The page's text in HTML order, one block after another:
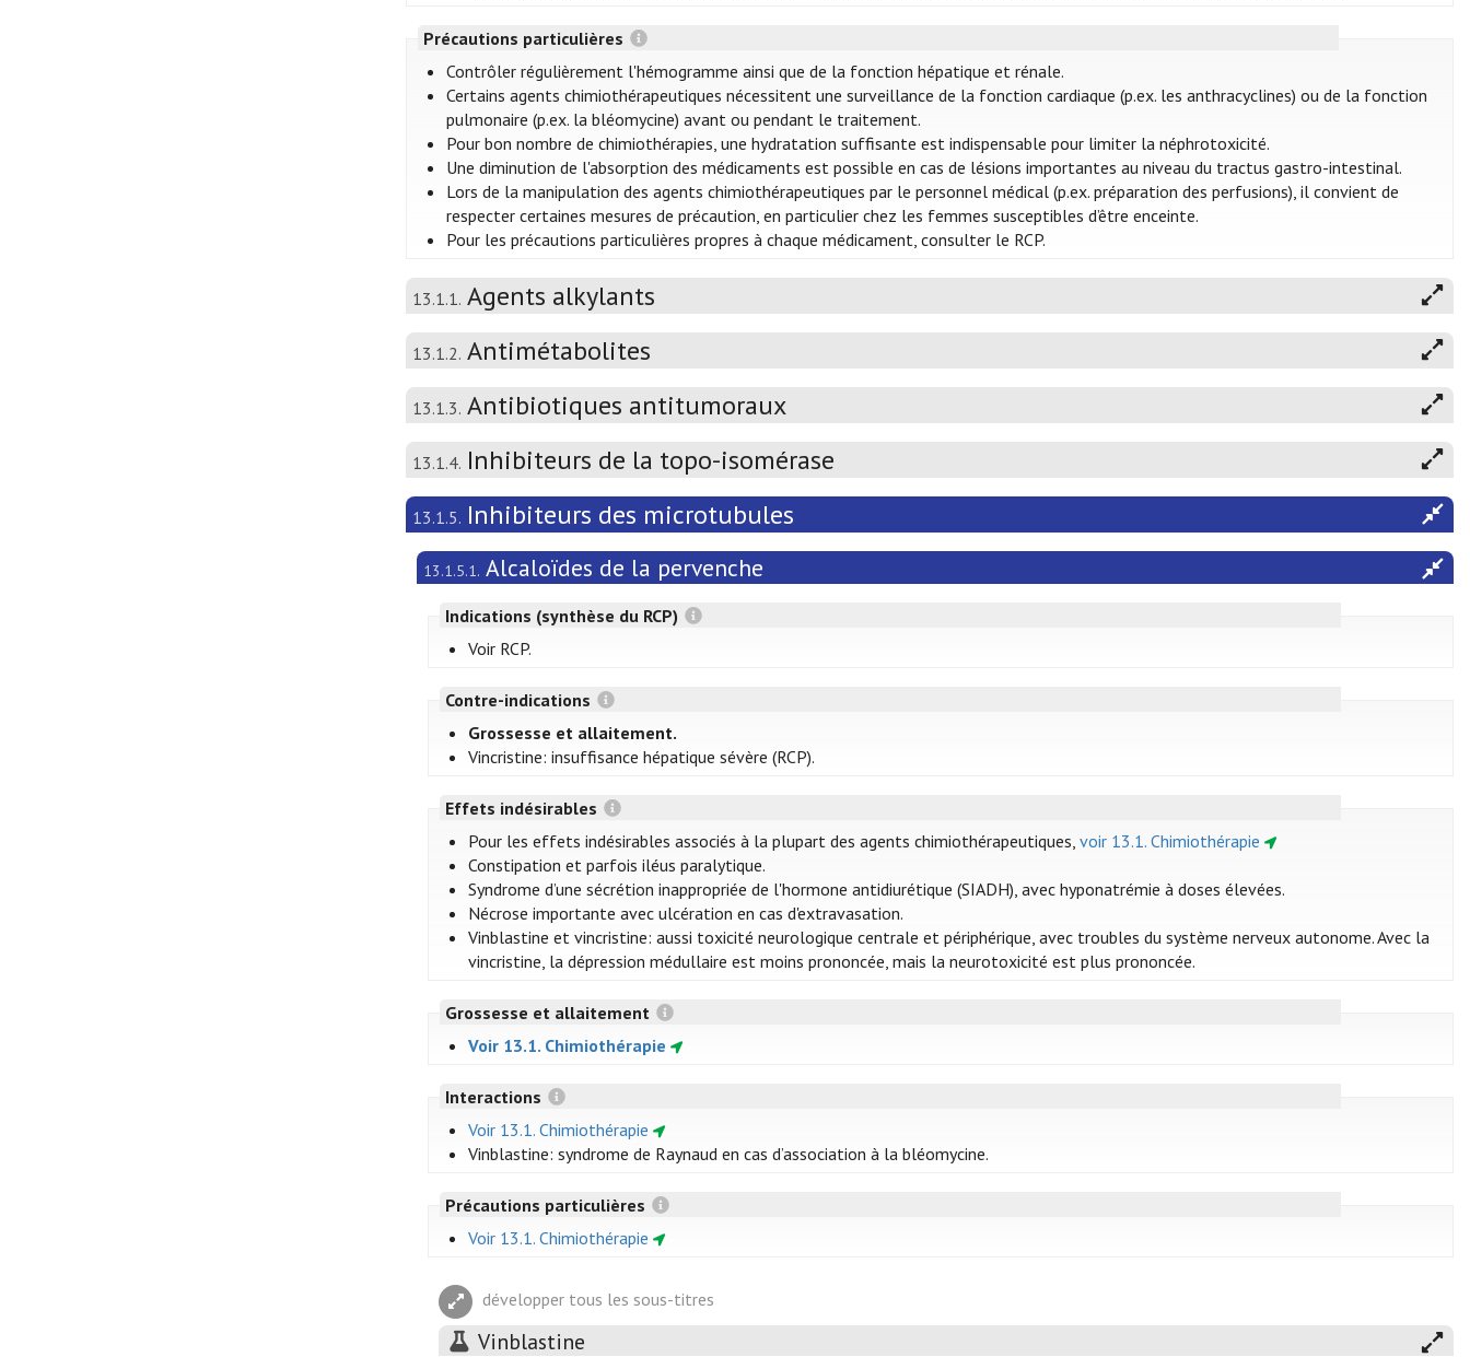
Précautions particulières
Contrôler régulièrement l'hémogramme ainsi que de la fonction hépatique et rénale.
Certains agents chimiothérapeutiques nécessitent une surveillance de la fonction cardiaque (p.ex. les anthracyclines) ou de la fonction
pulmonaire (p.ex. la bléomycine) avant ou pendant le traitement.
Pour bon nombre de chimiothérapies, une hydratation suffisante est indispensable pour limiter la néphrotoxicité.
Une diminution de l'absorption des médicaments est possible en cas de lésions importantes au niveau du tractus gastro-intestinal.
Lors de la manipulation des agents chimiothérapeutiques par le personnel médical (p.ex. préparation des perfusions), il convient de
respecter certaines mesures de précaution, en particulier chez les femmes susceptibles d’être enceinte.
Pour les précautions particulières propres à chaque médicament, consulter le RCP.
13.1.1. Agents alkylants
13.1.2. Antimétabolites
13.1.3. Antibiotiques antitumoraux
13.1.4. Inhibiteurs de la topo-isomérase
13.1.5. Inhibiteurs des microtubules
13.1.5.1. Alcaloïdes de la pervenche
Indications (synthèse du RCP)
Voir RCP.
Contre-indications
Grossesse et allaitement.
Vincristine: insuffisance hépatique sévère (RCP).
Effets indésirables
Pour les effets indésirables associés à la plupart des agents chimiothérapeutiques,voir 13.1. Chimiothérapie
Constipation et parfois iléus paralytique.
Syndrome d’une sécrétion inappropriée de l'hormone antidiurétique (SIADH), avec hyponatrémie à doses élevées.
Nécrose importante avec ulcération en cas d'extravasation.
Vinblastine et vincristine: aussi toxicité neurologique centrale et périphérique, avec troubles du système nerveux autonome. Avec la
vincristine, la dépression médullaire est moins prononcée, mais la neurotoxicité est plus prononcée.
Grossesse et allaitement
Voir 13.1. Chimiothérapie
Interactions
Voir 13.1. Chimiothérapie
Vinblastine: syndrome de Raynaud en cas d’association à la bléomycine.
Précautions particulières
Voir 13.1. Chimiothérapie
développer tous les sous-titres
Vinblastine